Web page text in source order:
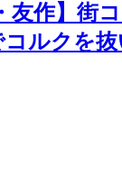
友作】街
ルクを